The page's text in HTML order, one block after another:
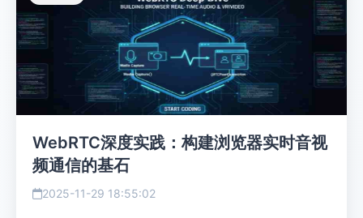
WebRTC深度实践：构建浏览器实时音视
频通信的基石
2025-11-29 18:55:02